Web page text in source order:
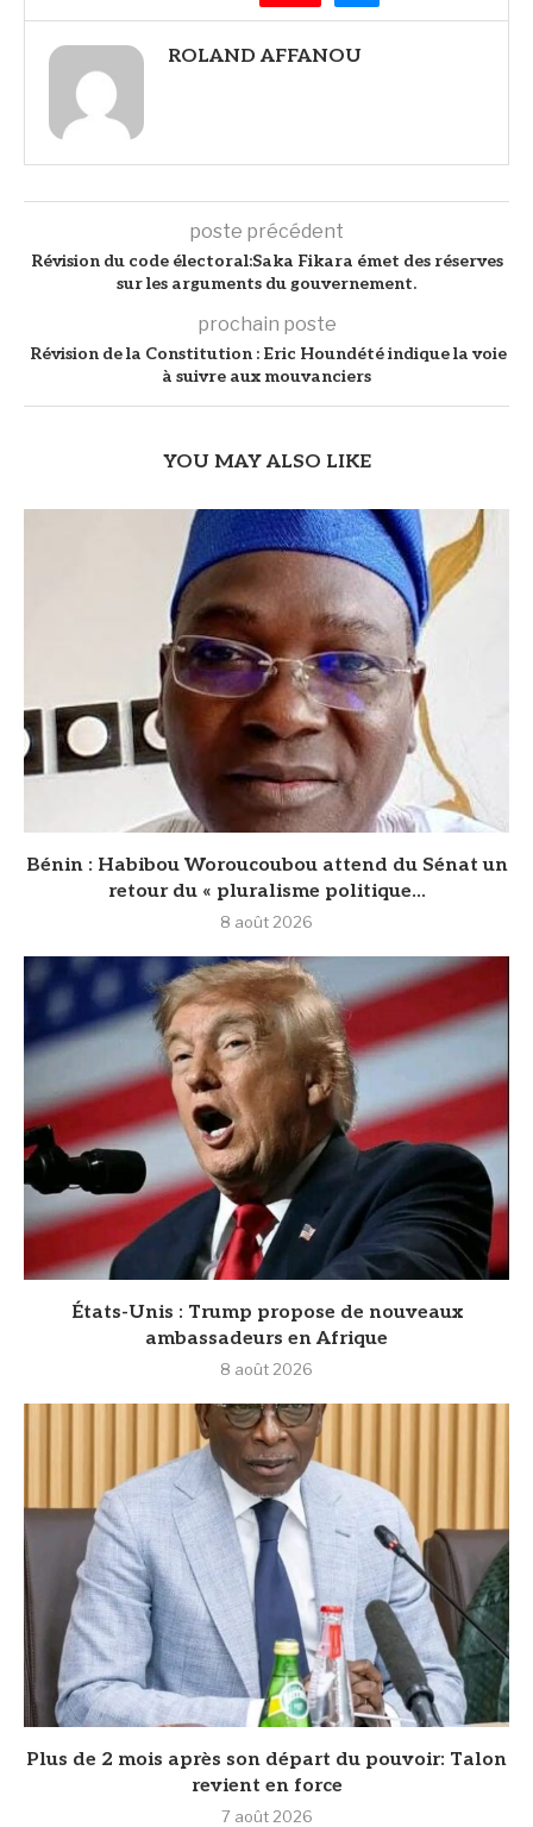
ROLAND AFFANOU
poste précédent
Révision du code électoral:Saka Fikara émet des réserves
sur les arguments du gouvernement.
prochain poste
Révision de la Constitution : Eric Houndété indique la voie
à suivre aux mouvanciers
YOU MAY ALSO LIKE
Bénin : Habibou Woroucoubou attend du Sénat un
retour du « pluralisme politique...
8 août 2026
États-Unis : Trump propose de nouveaux
ambassadeurs en Afrique
8 août 2026
Plus de 2 mois après son départ du pouvoir: Talon
revient en force
7 août 2026